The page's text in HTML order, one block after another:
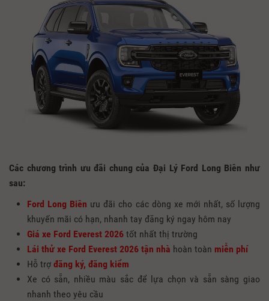
Các chương trình ưu đãi chung của Đại Lý Ford Long Biên như
sau:
Ford Long Biên ưu đãi cho các dòng xe mới nhất, số lượng
khuyến mãi có hạn, nhanh tay đăng ký ngay hôm nay
Giá xe Ford Everest 2026 tốt nhất thị trường
Lái thử xe Ford Everest 2026 tận nhà hoàn toàn miễn phí
Hỗ trợ đăng ký, đăng kiểm
Xe có sẵn, nhiều màu sắc để lựa chọn và sẵn sàng giao
nhanh theo yêu cầu